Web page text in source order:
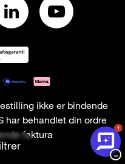
ikke er bindende
har behandlet din ordre
faktura
1
−